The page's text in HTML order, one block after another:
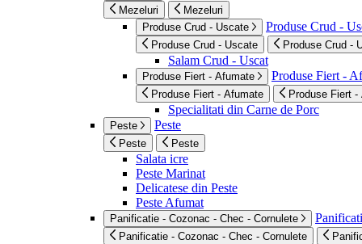
Mezeluri
Mezeluri
Produse Crud - Uscate
Produse Crud -
Produse Crud - Uscate Produse Crud -
Salam Crud - Uscat
Produse Fiert - Afumate Produse Fiert -
Produse Fiert - Afumate Produse Fiert -
Specialitati din Carne de Porc
Peste Peste
Peste Peste
Salata icre
Peste Marinat
Delicatese din Peste
Peste Afumat
Panificatie - Cozonac - Chec - Cornulete
Panificatie - Cozonac - Chec - Cornulete